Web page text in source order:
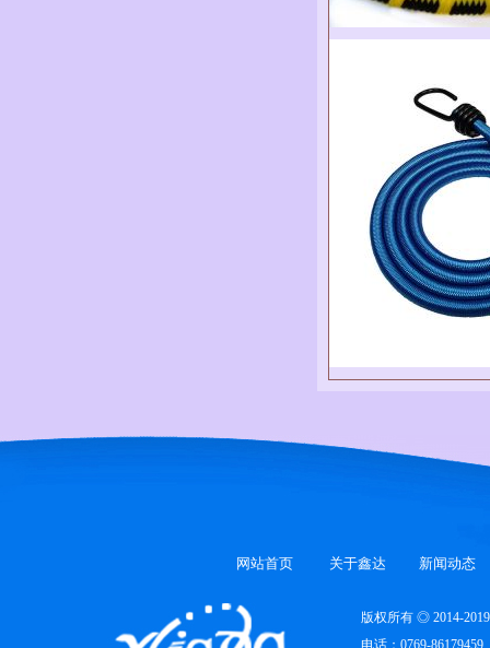
网站首页 关于鑫达 新闻动态
版权所有 ◎ 2014-
电话：0769-86179459